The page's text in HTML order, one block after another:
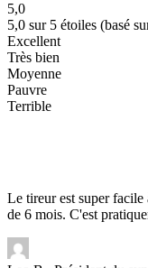
5,0
5,0 sur 5 étoiles (basé
Excellent
Très bien
Moyenne
Pauvre
Terrible
Le tireur est super facile
de 6 mois. C'est